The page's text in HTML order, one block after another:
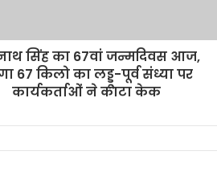
सिंह का 67वां जन्मदिवस आज,
67 किलो का लड्डू-पूर्व संध्या पर
कार्यकर्ताओं ने काटा केक